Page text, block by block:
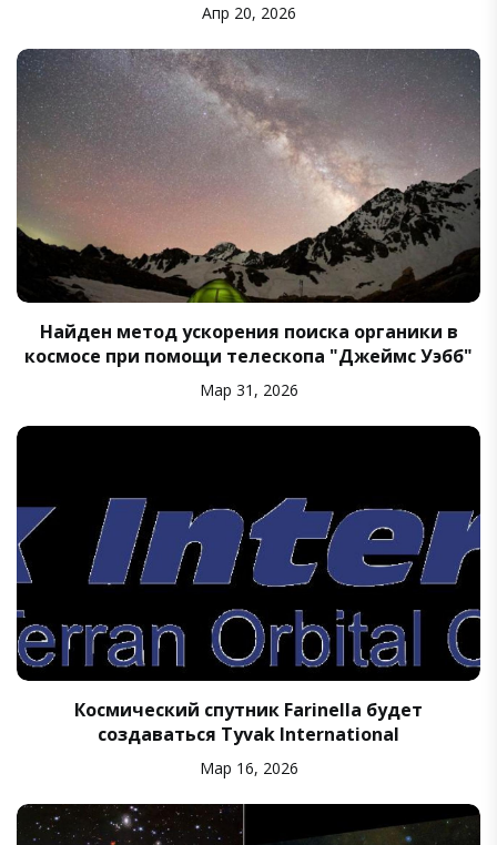
Апр 20, 2026
Найден метод ускорения поиска органики в
космосе при помощи телескопа "Джеймс Уэбб"
Мар 31, 2026
Космический спутник Farinella будет
создаваться Tyvak International
Мар 16, 2026